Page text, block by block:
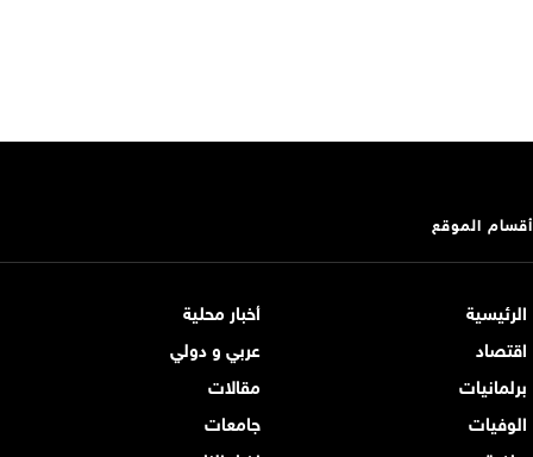
أقسام الموقع
الرئيسية
أخبار محلية
اقتصاد
عربي و دولي
برلمانيات
مقالات
الوفيات
جامعات